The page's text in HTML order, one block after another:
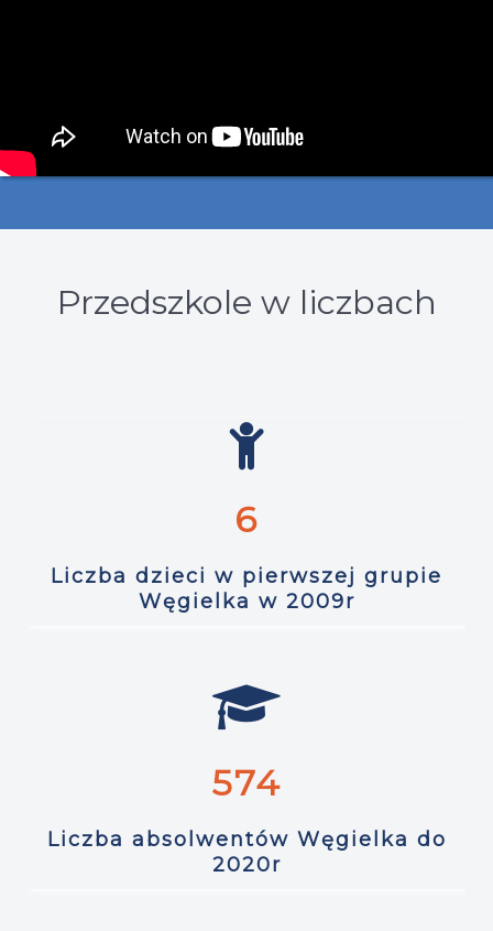
Przedszkole w liczbach
6
Liczba dzieci w pierwszej grupie
Węgielka w 2009r
574
Liczba absolwentów Węgielka do
2020r